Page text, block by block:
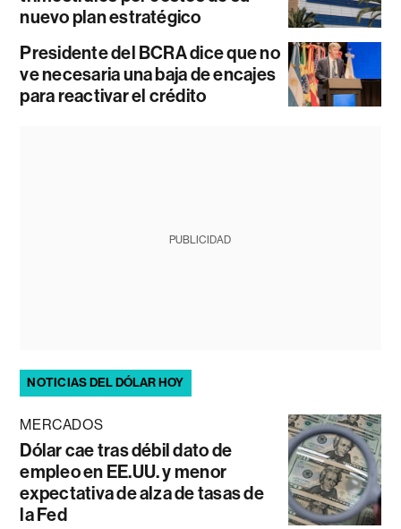
nuevo plan estratégico
Presidente del BCRA dice que no
ve necesaria una baja de encajes
para reactivar el crédito
PUBLICIDAD
NOTICIAS DEL DÓLAR HOY
MERCADOS
Dólar cae tras débil dato de
empleo en EE.UU. y menor
expectativa de alza de tasas de
la Fed